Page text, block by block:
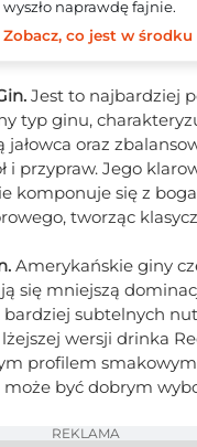
wyszło naprawdę fajnie.
Zobacz, co jest w środku
Jest to najbardziej
typ ginu,
jałowca oraz
i przypraw. Jego
komponuje się z
tworząc
Amerykańskie giny
się mniejszą
bardziej subtelnych
wersji drinka
profilem
być dobrym
REKLAMA